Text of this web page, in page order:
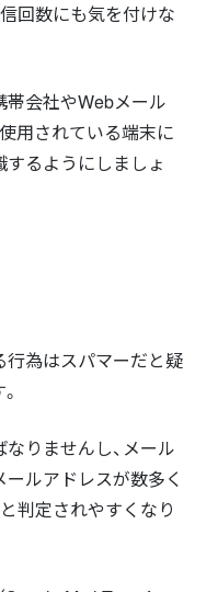
回数にも気を付けな
会社やWebメール
用されている端末に
るようにしましょ
為はスパマーだと疑
りませんし、メール
ルアドレスが数多く
判定されやすくなり